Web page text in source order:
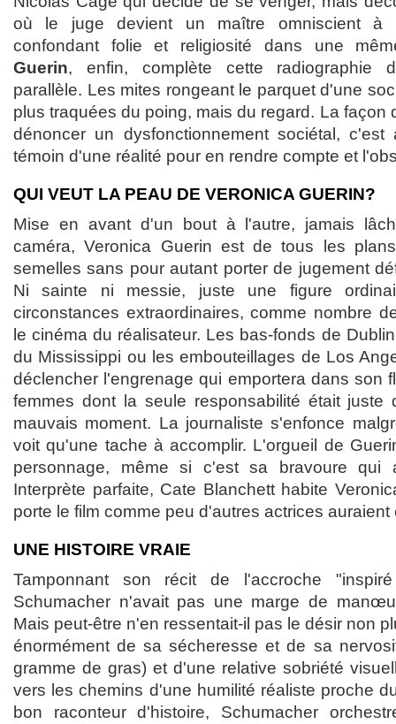
où le juge devient un maître omniscient à
confondant folie et religiosité dans une
Guerin, enfin, complète cette radiographie
parallèle. Les mites rongeant le parquet d'une
plus traquées du poing, mais du regard. La façon
dénoncer un dysfonctionnement sociétal, c'est
témoin d'une réalité pour en rendre compte et
QUI VEUT LA PEAU DE VERONICA GUERIN?
Mise en avant d'un bout à l'autre, jamais
caméra, Veronica Guerin est de tous les
semelles sans pour autant porter de jugement
Ni sainte ni messie, juste une figure
circonstances extraordinaires, comme nombre
le cinéma du réalisateur. Les bas-fonds de
du Mississippi ou les embouteillages de Los
déclencher l'engrenage qui emportera dans son
femmes dont la seule responsabilité était
mauvais moment. La journaliste s'enfonce
voit qu'une tache à accomplir. L'orgueil de
personnage, même si c'est sa bravoure qui
Interprète parfaite, Cate Blanchett habite
porte le film comme peu d'autres actrices
UNE HISTOIRE VRAIE
Tamponnant son récit de l'accroche
Schumacher n'avait pas une marge de
Mais peut-être n'en ressentait-il pas le désir non
énormément de sa sécheresse et de sa
gramme de gras) et d'une relative sobriété
vers les chemins d'une humilité réaliste proche
bon raconteur d'histoire, Schumacher